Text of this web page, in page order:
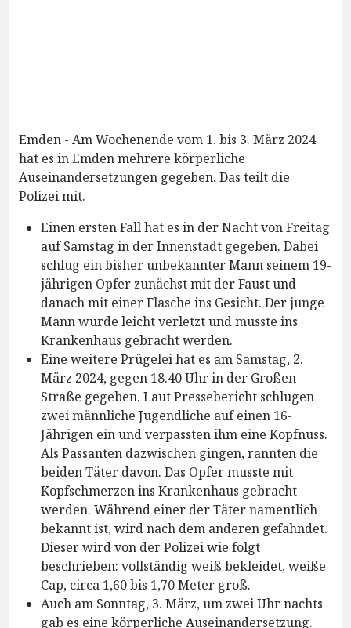
Emden - Am Wochenende vom 1. bis 3. März 2024
hat es in Emden mehrere körperliche
Auseinandersetzungen gegeben. Das teilt die
Polizei mit.
Einen ersten Fall hat es in der Nacht von Freitag
auf Samstag in der Innenstadt gegeben. Dabei
schlug ein bisher unbekannter Mann seinem 19-
jährigen Opfer zunächst mit der Faust und
danach mit einer Flasche ins Gesicht. Der junge
Mann wurde leicht verletzt und musste ins
Krankenhaus gebracht werden.
Eine weitere Prügelei hat es am Samstag, 2.
März 2024, gegen 18.40 Uhr in der Großen
Straße gegeben. Laut Pressebericht schlugen
zwei männliche Jugendliche auf einen 16-
Jährigen ein und verpassten ihm eine Kopfnuss.
Als Passanten dazwischen gingen, rannten die
beiden Täter davon. Das Opfer musste mit
Kopfschmerzen ins Krankenhaus gebracht
werden. Während einer der Täter namentlich
bekannt ist, wird nach dem anderen gefahndet.
Dieser wird von der Polizei wie folgt
beschrieben: vollständig weiß bekleidet, weiße
Cap, circa 1,60 bis 1,70 Meter groß.
Auch am Sonntag, 3. März, um zwei Uhr nachts
gab es eine körperliche Auseinandersetzung.